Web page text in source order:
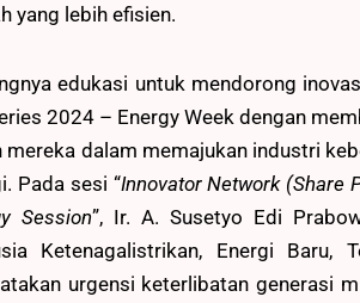
yang lebih efisien.
edukasi untuk mendorong
2024 – Energy Week dengan
mereka dalam memajukan industri
Pada sesi “Innovator Network (Share
Session”, Ir. A. Susetyo Edi
Ketenagalistrikan, Energi Baru,
urgensi keterlibatan generasi